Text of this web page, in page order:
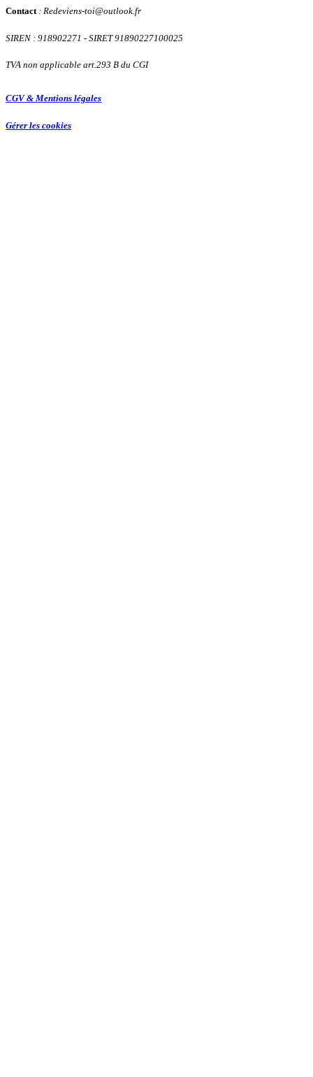
Contact : Redeviens-toi@outlook.fr
SIREN : 918902271 - SIRET 91890227100025
TVA non applicable art.293 B du CGI
CGV & Mentions légales
Gérer les cookies